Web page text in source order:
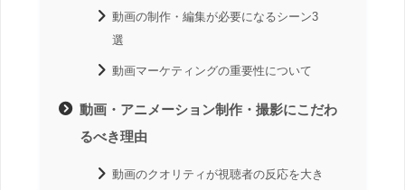
動画の制作・編集が必要になるシーン3
選
動画マーケティングの重要性について
動画・アニメーション制作・撮影にこだわ
るべき理由
動画のクオリティが視聴者の反応を大き